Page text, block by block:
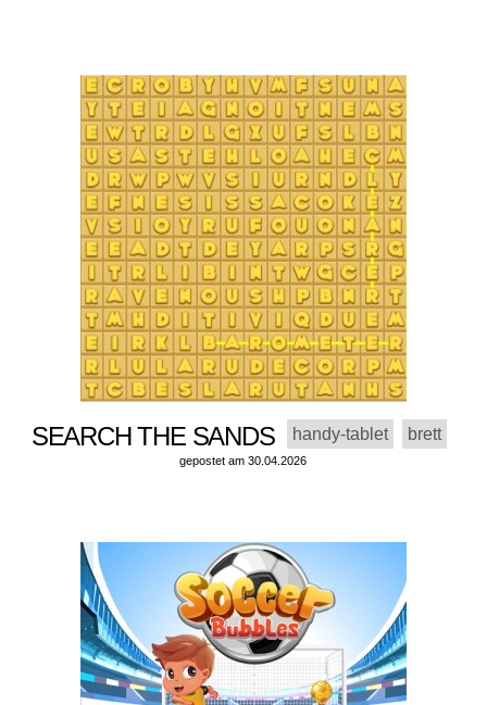
SEARCH THE SANDS handy-tablet brett
gepostet am 30.04.2026